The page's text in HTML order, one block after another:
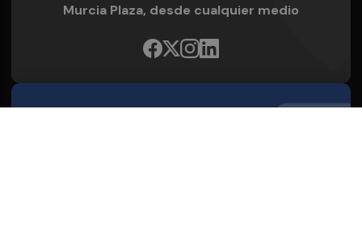
Murcia Plaza, desde cualquier medio